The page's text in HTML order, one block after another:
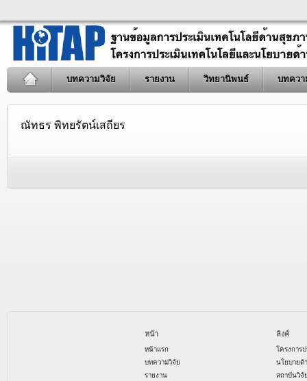
บทความวิจัย รายงาน วิทยานิพนธ์ บทควา
ณัทธร พิทยรัตน์เสถียร
หน้า
หน้าแรก
บทความวิจัย
รายงาน
ลิงค์
โครงการ
นโยบายด้
สถาบันวิจั